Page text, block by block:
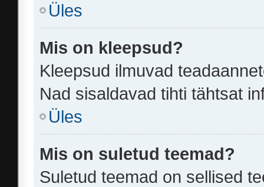
Üles
Mis on kleepsud?
Kleepsud ilmuvad
Nad sisaldavad tihti tähtsat
Üles
Mis on suletud teemad?
Suletud teemad on sellised